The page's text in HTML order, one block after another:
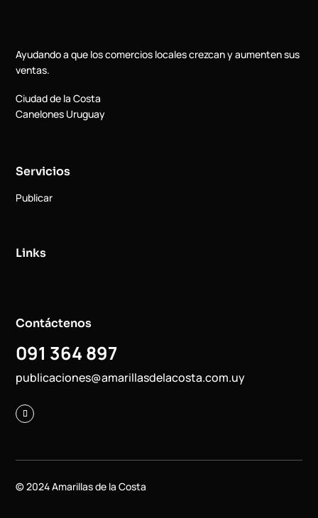
Ayudando a que los comercios locales crezcan y aumenten sus
ventas.
Ciudad de la Costa
Canelones Uruguay
Servicios
Publicar
Links
Contáctenos
091 364 897
publicaciones@amarillasdelacosta.com.uy
© 2024 Amarillas de la Costa